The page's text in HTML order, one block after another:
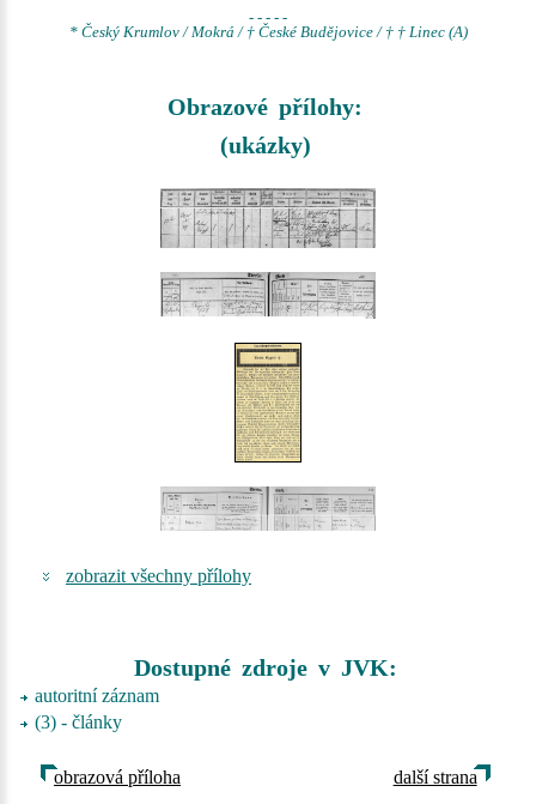
- - - - -
* Český Krumlov / Mokrá / † České Budějovice / † † Linec (A)
Obrazové přílohy:
(ukázky)
zobrazit všechny přílohy
Dostupné zdroje v JVK:
autoritní záznam
(3) - články
obrazová příloha další strana